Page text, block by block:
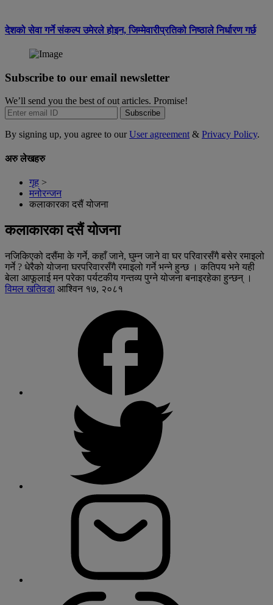
देशको सेवा गर्ने संकल्प उमेरले होइन, जिम्मेवारीप्रतिको निष्ठाले निर्धारण गर्छ
Subscribe to our email newsletter
We’ll send you the best of out articles. Promise!
Subscribe
By signing up, you agree to ourUser agreement& Privacy Policy.
अरु लेखहरु
गृह >
मनोरन्जन
कलाकारका दसैं योजना
कलाकारका दसैं योजना
नजिकिएको दसैंमा के गर्ने, कहाँ जाने, घुम्न जाने वा घर परिवारसँगै बसेर रमाइलो
गर्ने ? धेरैको योजना घरपरिवारसँगै रमाइलो गर्ने भन्ने हुन्छ । कतिपय भने यही
बेला आफूलाई मन परेका पर्यटकीय गन्तव्य पुग्ने योजना बनाइरहेका हुन्छन् ।
विमल खतिवडा आश्विन १७, २०८१